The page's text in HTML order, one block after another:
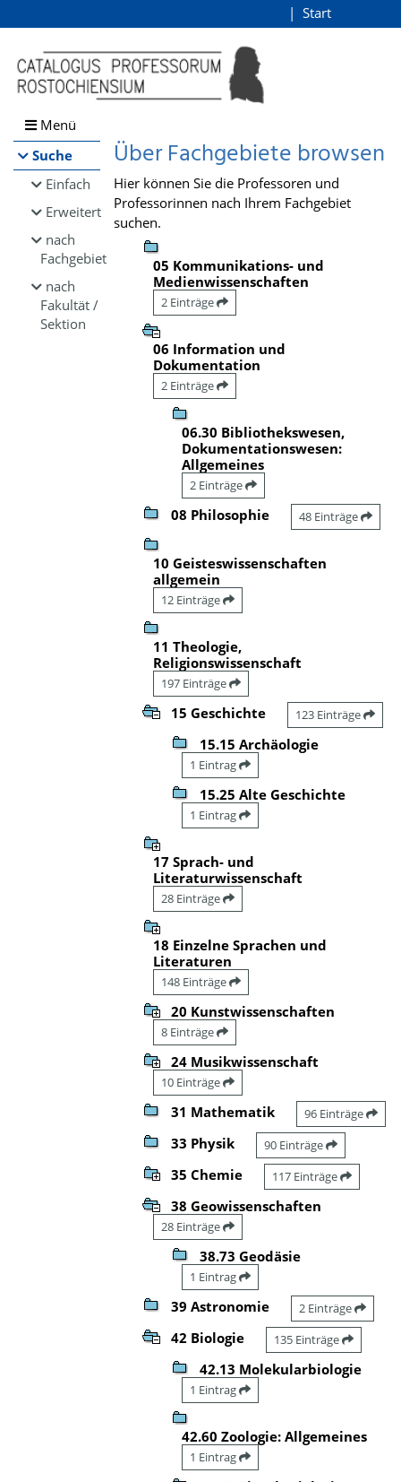
Browsen
direkt zum Inhalt
Start
Menü
Suche
Einfach
Erweitert
nach
Fachgebiet
nach
Fakultät /
Sektion
Über Fachgebiete browsen
Hier können Sie die Professoren und
Professorinnen nach Ihrem Fachgebiet
suchen.
05 Kommunikations- und
Medienwissenschaften
2 Einträge
06 Information und
Dokumentation
2 Einträge
06.30 Bibliothekswesen,
Dokumentationswesen:
Allgemeines
2 Einträge
08 Philosophie 48 Einträge
10 Geisteswissenschaften
allgemein
12 Einträge
11 Theologie,
Religionswissenschaft
197 Einträge
15 Geschichte 123 Einträge
15.15 Archäologie
1 Eintrag
15.25 Alte Geschichte
1 Eintrag
17 Sprach- und
Literaturwissenschaft
28 Einträge
18 Einzelne Sprachen und
Literaturen
148 Einträge
20 Kunstwissenschaften
8 Einträge
24 Musikwissenschaft
10 Einträge
31 Mathematik 96 Einträge
33 Physik 90 Einträge
35 Chemie 117 Einträge
38 Geowissenschaften
28 Einträge
38.73 Geodäsie
1 Eintrag
39 Astronomie 2 Einträge
42 Biologie 135 Einträge
42.13 Molekularbiologie
1 Eintrag
42.60 Zoologie: Allgemeines
1 Eintrag